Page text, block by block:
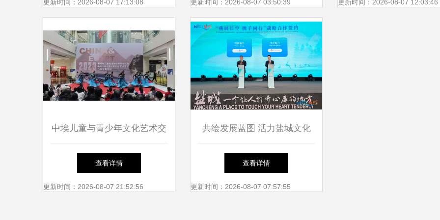
族文化展演成功举行
更新时间：2026-08-07 17:13:08 更新时间：2026-08-07 03:50:39 美术馆隆重启幕
更新时间：2026-08-07 12:03:46
中埃儿童与青少年文化艺术交
流作品活动在金昌成功举办
查看详情
更新时间：2026-08-07 21:52:56
共绘发展蓝图 活力盐城文化
旅游嘉年华盛大启幕
查看详情
更新时间：2026-08-07 07:57:55